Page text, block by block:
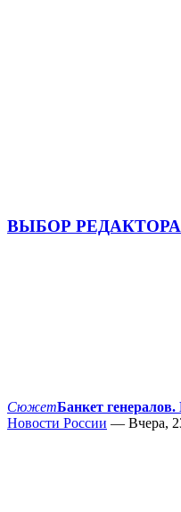
ВЫБОР РЕДАКТОРА
СюжетБанкет
Новости России — Вчера,